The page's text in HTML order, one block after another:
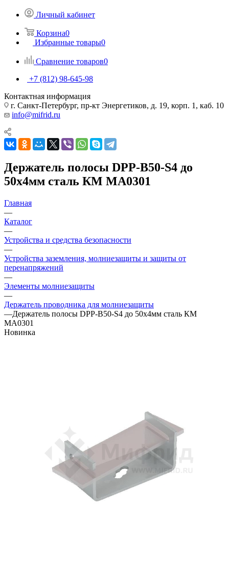
Личный кабинет
Корзина0
Избранные товары0
Сравнение товаров0
+7 (812) 98-645-98
Контактная информация
г. Санкт-Петербург, пр-кт Энергетиков, д. 19, корп. 1, каб. 10
info@mifrid.ru
Держатель полосы DPP-B50-S4 до
50х4мм сталь КМ MA0301
Главная
—
Каталог
—
Устройства и средства безопасности
—
Устройства заземления, молниезащиты и защиты от
перенапряжений
—
Элементы молниезащиты
—
Держатель проводника для молниезащиты
—Держатель полосы DPP-B50-S4 до 50х4мм сталь КМ
MA0301
Новинка